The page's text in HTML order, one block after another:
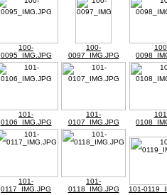
100-
0095_IMG.JPG
100-
0097_IMG.JPG
101-
0106_IMG.JPG
101-
0107_IMG.JPG
101-
0117_IMG.JPG
101-
0118_IMG.JPG
101-